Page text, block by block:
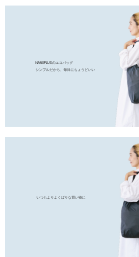
NANOPLUSのエコバッグ
シンプルだから、毎日にちょうどいい
いつもよりよくばりな買い物に